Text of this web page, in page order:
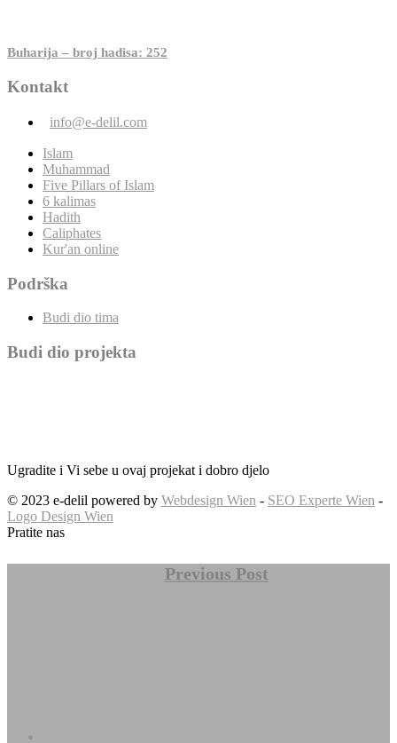
Buharija – broj hadisa: 252
Kontakt
info@e-delil.com
Islam
Muhammad
Five Pillars of Islam
6 kalimas
Hadith
Caliphates
Kur'an online
Podrška
Budi dio tima
Budi dio projekta
Ugradite i Vi sebe u ovaj projekat i dobro djelo
© 2023 e-delil powered by Webdesign Wien - SEO Experte Wien -
Logo Design Wien
Pratite nas
Previous Post